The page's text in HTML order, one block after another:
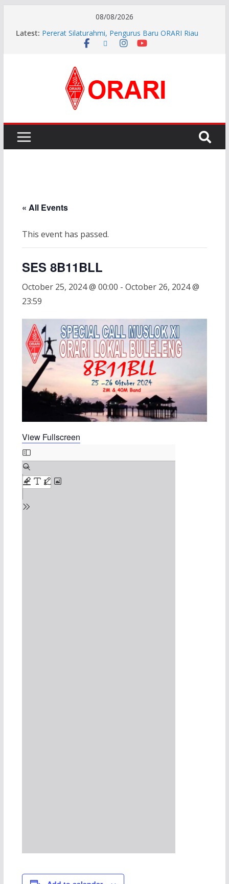
08/08/2026
Latest: Pererat Silaturahmi, Pengurus Baru ORARI Riau
Audiensi dan Siap Bersinergi dengan Diskominfotik
Preparatory Group for WRC-27 )
Aftiyedi Dalimunthe (YC5NNF) Resmi Pimpin ORARI
Lokal Bengkalis 2026–2029, Dikukuhkan Langsung
Ketua Orari Daerah Riau
Riau Beserta Jajaran Hadiri Muslok III Bengkalis
« All Events
This event has passed.
SES 8B11BLL
October 25, 2024 @ 00:00 - October 26, 2024 @
23:59
View Fullscreen